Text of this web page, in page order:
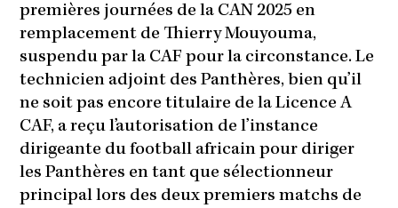
premières journées de la CAN 2025 en
remplacement de Thierry Mouyouma,
suspendu par la CAF pour la circonstance. Le
technicien adjoint des Panthères, bien qu’il
ne soit pas encore titulaire de la Licence A
CAF, a reçu l’autorisation de l’instance
dirigeante du football africain pour diriger
les Panthères en tant que sélectionneur
principal lors des deux premiers matchs de